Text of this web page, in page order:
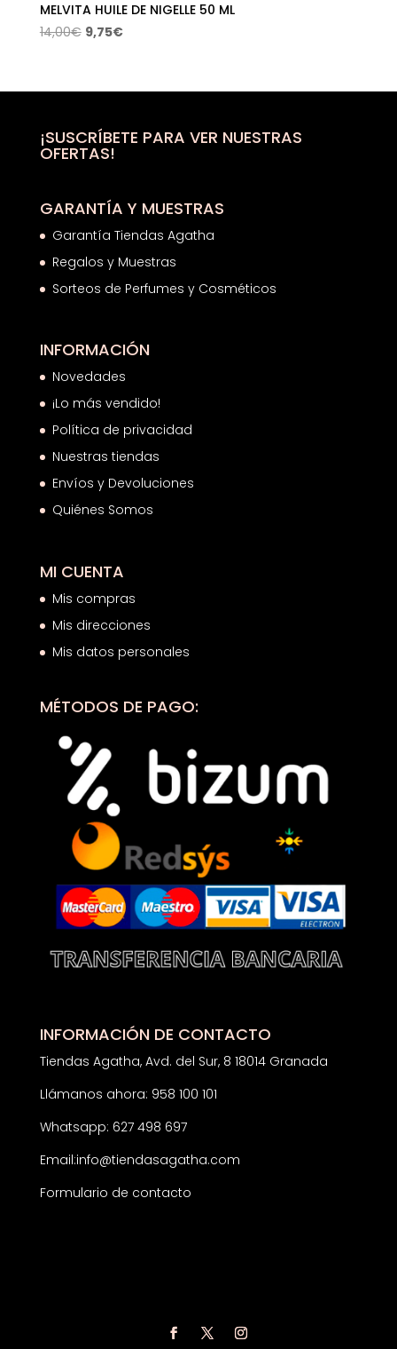
MELVITA HUILE DE NIGELLE 50 ML
14,00€ El
era:
9,75€El
es:
¡SUSCRÍBETE PARA VER NUESTRAS
OFERTAS!
GARANTÍA Y MUESTRAS
Garantía Tiendas Agatha
Regalos y Muestras
Sorteos de Perfumes y Cosméticos
INFORMACIÓN
Novedades
¡Lo más vendido!
Política de privacidad
Nuestras tiendas
Envíos y Devoluciones
Quiénes Somos
MI CUENTA
Mis compras
Mis direcciones
Mis datos personales
MÉTODOS DE PAGO:
INFORMACIÓN DE CONTACTO
Tiendas Agatha, Avd. del Sur, 8 18014 Granada
Llámanos ahora: 958 100 101
Whatsapp: 627 498 697
Email:info@tiendasagatha.com
Formulario de contacto